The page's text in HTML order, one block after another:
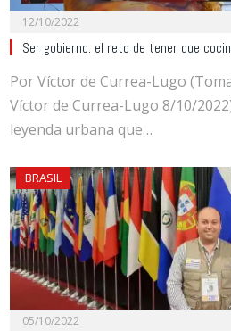
12/10/2022
Ser gobierno: el reto de tener que
Por Víctor de Currea-Lugo
Víctor de Currea-Lugo 8/10/
leyenda urbana que…
BRASIL
05/10/2022